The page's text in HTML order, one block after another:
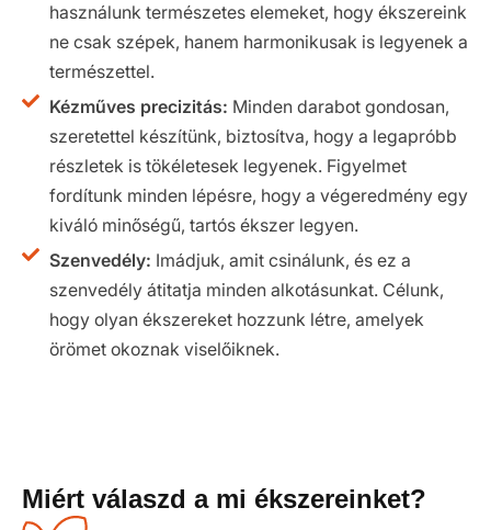
használunk természetes elemeket, hogy ékszereink
ne csak szépek, hanem harmonikusak is legyenek a
természettel.
Kézműves precizitás: Minden darabot gondosan,
szeretettel készítünk, biztosítva, hogy a legapróbb
részletek is tökéletesek legyenek. Figyelmet
fordítunk minden lépésre, hogy a végeredmény egy
kiváló minőségű, tartós ékszer legyen.
Szenvedély: Imádjuk, amit csinálunk, és ez a
szenvedély átitatja minden alkotásunkat. Célunk,
hogy olyan ékszereket hozzunk létre, amelyek
örömet okoznak viselőiknek.
Miért válaszd a mi ékszereinket?